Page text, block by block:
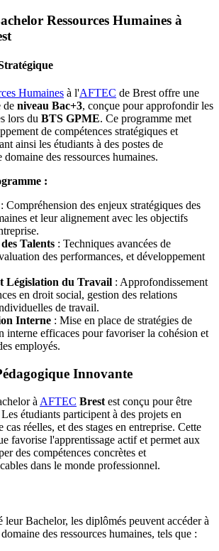
Ressources Humaines à
Humaines à l'AFTEC de Brest offre une
de niveau Bac+3, conçue pour approfondir les
lors du BTS GPME. Ce programme met
de compétences stratégiques et
ainsi les étudiants à des postes de
des ressources humaines.
:
Compréhension des enjeux stratégiques des
et leur alignement avec les objectifs
Talents : Techniques avancées de
des performances, et développement
Législation du Travail : Approfondissement
en droit social, gestion des relations
de travail.
Interne : Mise en place de stratégies de
interne efficaces pour favoriser la cohésion et
employés.
Innovante
à AFTEC Brest est conçu pour être
étudiants participent à des projets en
cas réelles, et des stages en entreprise. Cette
favorise l'apprentissage actif et permet aux
des compétences concrètes et
dans le monde professionnel.
leur Bachelor, les diplômés peuvent accéder à
des ressources humaines, tels que :